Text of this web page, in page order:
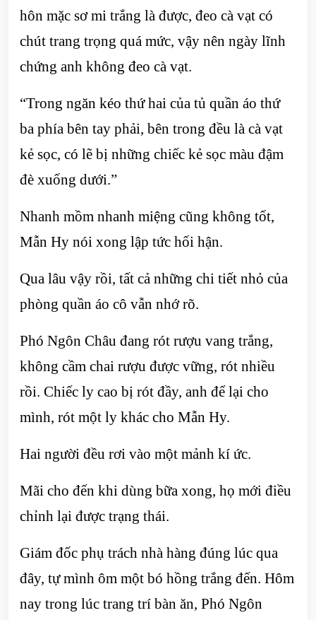
hôn mặc sơ mi trắng là được, đeo cà vạt có
chút trang trọng quá mức, vậy nên ngày lĩnh
chứng anh không đeo cà vạt.
“Trong ngăn kéo thứ hai của tủ quần áo thứ
ba phía bên tay phải, bên trong đều là cà vạt
kẻ sọc, có lẽ bị những chiếc kẻ sọc màu đậm
đè xuống dưới.”
Nhanh mồm nhanh miệng cũng không tốt,
Mẫn Hy nói xong lập tức hối hận.
Qua lâu vậy rồi, tất cả những chi tiết nhỏ của
phòng quần áo cô vẫn nhớ rõ.
Phó Ngôn Châu đang rót rượu vang trắng,
không cầm chai rượu được vững, rót nhiều
rồi. Chiếc ly cao bị rót đầy, anh để lại cho
mình, rót một ly khác cho Mẫn Hy.
Hai người đều rơi vào một mảnh kí ức.
Mãi cho đến khi dùng bữa xong, họ mới điều
chỉnh lại được trạng thái.
Giám đốc phụ trách nhà hàng đúng lúc qua
đây, tự mình ôm một bó hồng trắng đến. Hôm
nay trong lúc trang trí bàn ăn, Phó Ngôn